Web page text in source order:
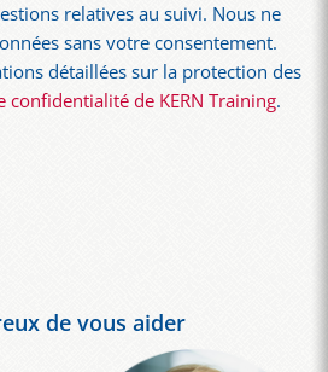
relatives au suivi. Nous ne
sans votre consentement.
détaillées sur la protection des
confidentialité de KERN Training.
de vous aider